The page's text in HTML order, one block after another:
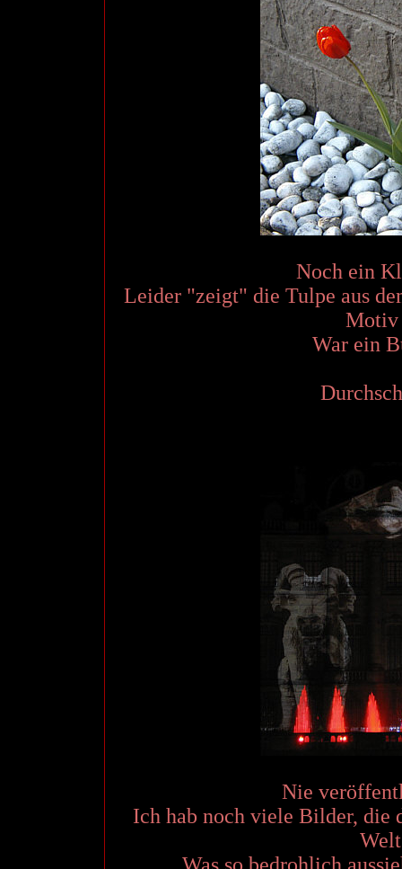
Noch ein
Leider "zeigt" die Tulpe aus
Motiv
War ein
Nie
Ich hab noch viele Bilder, die
Was so bedrohlich